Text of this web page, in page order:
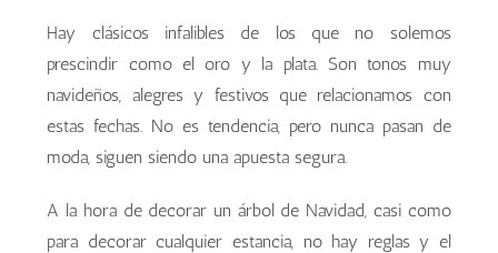
Hay clásicos infalibles de los que no solemos
prescindir como el oro y la plata. Son tonos muy
navideños, alegres y festivos que relacionamos con
estas fechas. No es tendencia, pero nunca pasan de
moda, siguen siendo una apuesta segura.
A la hora de decorar un árbol de Navidad, casi como
para decorar cualquier estancia, no hay reglas y el